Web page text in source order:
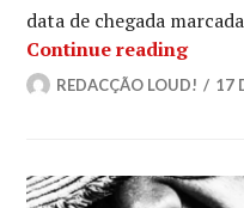
data de chegada
Continue reading
REDACÇÃO LOUD! 17